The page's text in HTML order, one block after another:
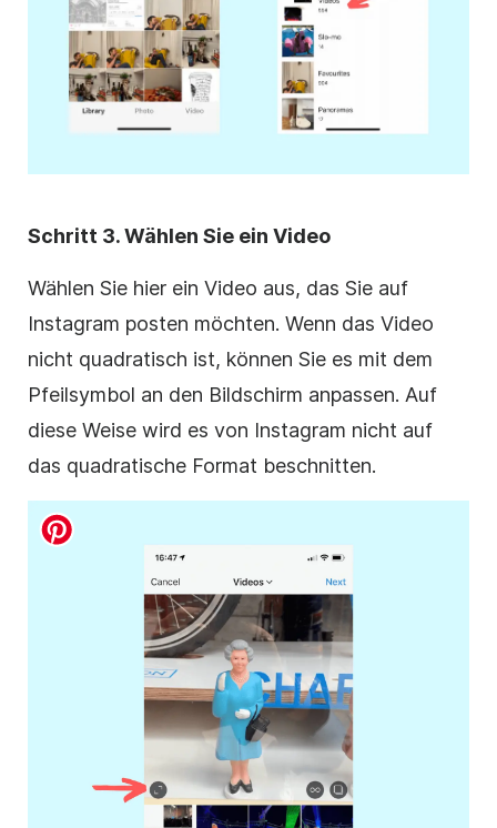
Schritt 3. Wählen Sie ein Video
Wählen Sie hier ein Video aus, das Sie auf
Instagram posten möchten. Wenn das Video
nicht quadratisch ist, können Sie es mit dem
Pfeilsymbol an den Bildschirm anpassen. Auf
diese Weise wird es von Instagram nicht auf
das quadratische Format beschnitten.